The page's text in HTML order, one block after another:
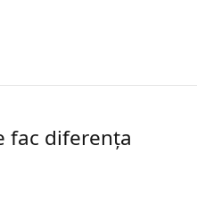
fac diferența